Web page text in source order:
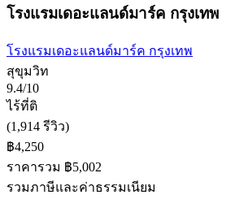
โรงแรมเดอะแลนด์มาร์ค กรุงเทพ
โรงแรมเดอะแลนด์มาร์ค กรุงเทพ
สุขุมวิท
9.4/10
ไร้ที่ติ
(1,914 รีวิว)
฿4,250
ราคารวม ฿5,002
รวมภาษีและค่าธรรมเนียม